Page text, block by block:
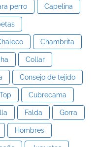
perro Capelina
Chambrita
Collar
Consejo de tejido
Cubrecama
Falda Gorra
Hombres